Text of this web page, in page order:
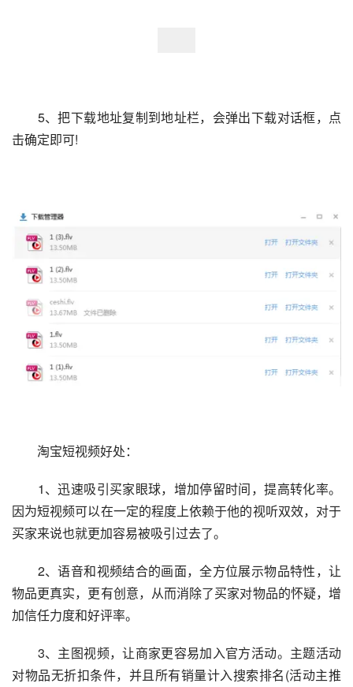
5、把下载地址复制到地址栏，会弹出下载对话框，点
击确定即可!
淘宝短视频好处：
1、迅速吸引买家眼球，增加停留时间，提高转化率。
因为短视频可以在一定的程度上依赖于他的视听双效，对于
买家来说也就更加容易被吸引过去了。
2、语音和视频结合的画面，全方位展示物品特性，让
物品更真实，更有创意，从而消除了买家对物品的怀疑，增
加信任力度和好评率。
3、主图视频，让商家更容易加入官方活动。主题活动
对物品无折扣条件，并且所有销量计入搜索排名(活动主推